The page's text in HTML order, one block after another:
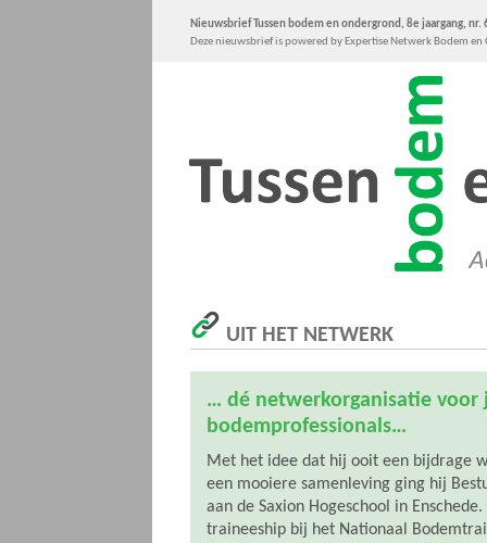
Nieuwsbrief Tussen bodem en ondergrond, 8e jaargang, nr.
Deze nieuwsbrief is powered by Expertise Netwerk Bodem
UIT HET NETWERK
… dé netwerkorganisatie voor
bodemprofessionals…
Met het idee dat hij ooit een bijdrage
een mooiere samenleving ging hij
aan de Saxion Hogeschool in
traineeship bij het Nationaal